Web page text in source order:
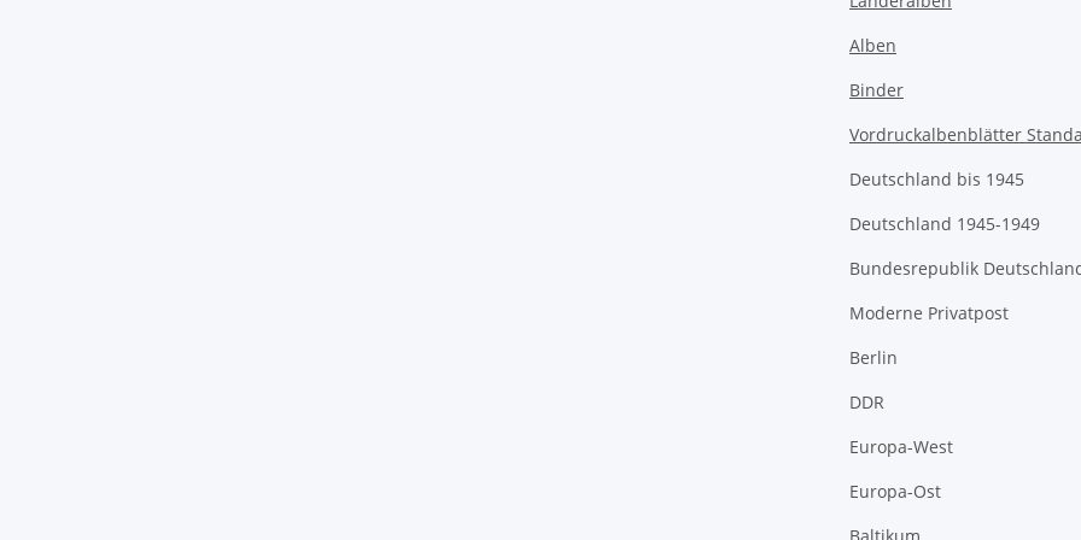
Alben
Binder
Vordruckalbenblätter
Deutschland bis 1945
Deutschland 1945-1949
Bundesrepublik
Moderne Privatpost
Berlin
DDR
Europa-West
Europa-Ost